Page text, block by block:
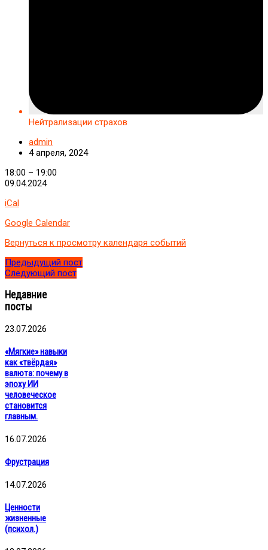
Нейтрализации страхов
admin
4 апреля, 2024
Нейтрализации
страхов
18:00 – 19:00
09.04.2024
iCal
Google Calendar
Вернуться к просмотру календаря событий
Предыдущий пост
Следующий пост
Недавние
посты
23.07.2026
«Мягкие» навыки
как «твёрдая»
валюта: почему в
эпоху ИИ
человеческое
становится
главным.
16.07.2026
Фрустрация
14.07.2026
Ценности
жизненные
(психол.)